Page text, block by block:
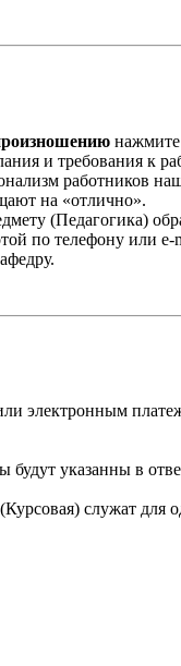
и требования к
работников
на «отлично».
(Педагогика)
по телефону или e-
электронным
будут указанны в
(Курсовая) служат для